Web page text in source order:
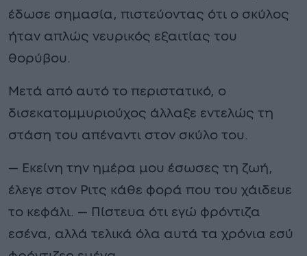
έδωσε σημασία, πιστεύοντας ότι ο σκύλος
ήταν απλώς νευρικός εξαιτίας του
θορύβου.
Μετά από αυτό το περιστατικό, ο
δισεκατομμυριούχος άλλαξε εντελώς τη
στάση του απέναντι στον σκύλο του.
— Εκείνη την ημέρα μου έσωσες τη ζωή,
έλεγε στον Ριτς κάθε φορά που του χάιδευε
το κεφάλι. — Πίστευα ότι εγώ φρόντιζα
εσένα, αλλά τελικά όλα αυτά τα χρόνια εσύ